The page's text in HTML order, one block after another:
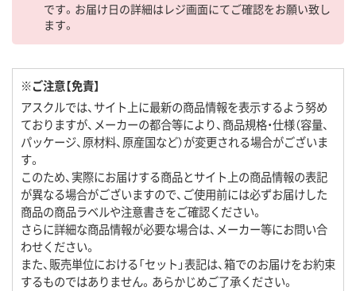
です。お届け日の詳細はレジ画面にてご確認をお願い致し
ます。
※ご注意【免責】
アスクルでは、サイト上に最新の商品情報を表示するよう努め
ておりますが、メーカーの都合等により、商品規格・仕様（容量、
パッケージ、原材料、原産国など）が変更される場合がございま
す。
このため、実際にお届けする商品とサイト上の商品情報の表記
が異なる場合がございますので、ご使用前には必ずお届けした
商品の商品ラベルや注意書きをご確認ください。
さらに詳細な商品情報が必要な場合は、メーカー等にお問い合
わせください。
また、販売単位における「セット」表記は、箱でのお届けをお約束
するものではありません。あらかじめご了承ください。